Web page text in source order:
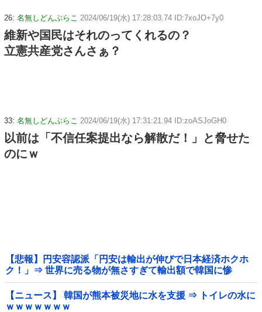
26: 名無しどんぶらこ 2024/06/19(水) 17:28:03.74 ID:7xoJO+7y0
維新や国民はそれのってくれるの？
立憲共産党さんさぁ？
33: 名無しどんぶらこ 2024/06/19(水) 17:31:21.94 ID:zoASJoGH0
以前は「不信任案提出なら解散だ！」と脅せた
のにｗ
【悲報】円安容認派「円安は輸出が伸びで日本経済ホクホ
ク！」⇒ 世界に売る物が無さすぎて輸出額で韓国に惨
敗・・・
【ニュース】 韓国が熊本被災地に水を支援 ⇒ トイレの水に
ｗｗｗｗｗｗｗ